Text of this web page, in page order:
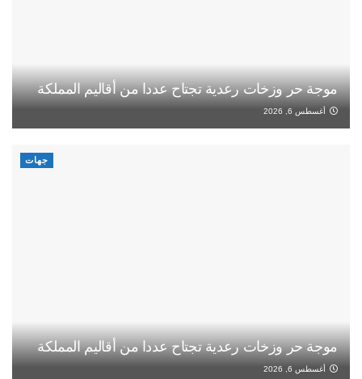
موجة حر وزخات رعدية تجتاح عددا من أقاليم المملكة
أغسطس 6, 2026
جهات
موجة حر وزخات رعدية تجتاح عددا من أقاليم المملكة
أغسطس 6, 2026